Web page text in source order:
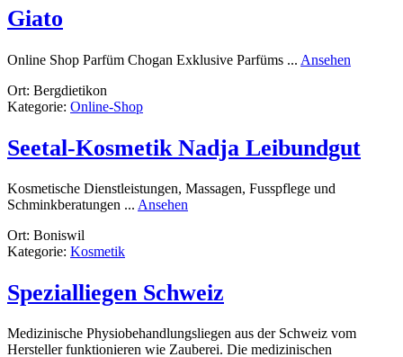
Giato
Online Shop Parfüm Chogan Exklusive Parfüms ... Ansehen
Ort: Bergdietikon
Kategorie: Online-Shop
Seetal-Kosmetik Nadja Leibundgut
Kosmetische Dienstleistungen, Massagen, Fusspflege und
Schminkberatungen ... Ansehen
Ort: Boniswil
Kategorie: Kosmetik
Spezialliegen Schweiz
Medizinische Physiobehandlungsliegen aus der Schweiz vom
Hersteller funktionieren wie Zauberei. Die medizinischen